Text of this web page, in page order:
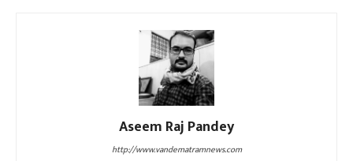
Aseem Raj Pandey
http://www.vandematramnews.com